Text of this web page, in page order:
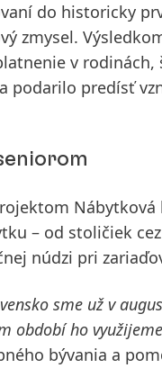
do historicky
zmysel.
v
podarilo predísť
Nábytková
– od stoličiek
núdzi pri
sme už v
období ho
bývania a